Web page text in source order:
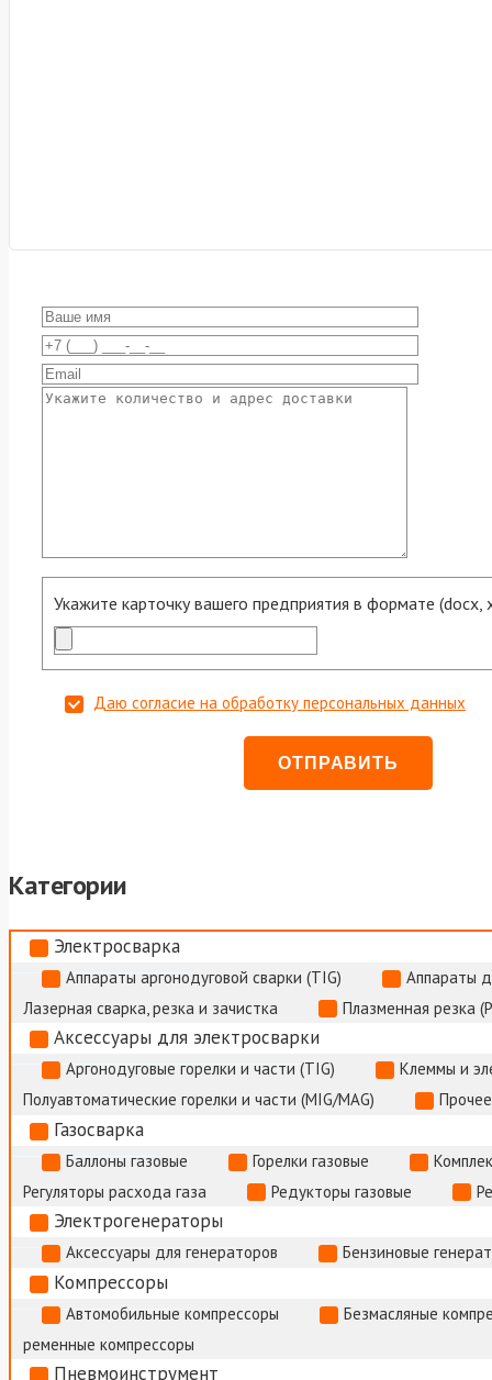
Укажите карточку вашего предприятия в формате (docx,
Даю согласие на обработку персональных данных
Категории
Электросварка
Аппараты аргонодуговой сварки (TIG)
Аппараты
Лазерная сварка, резка и зачистка
Плазменная резка
Аксессуары для электросварки
Аргонодуговые горелки и части (TIG)
Клеммы и
Полуавтоматические горелки и части (MIG/MAG)
Газосварка
Баллоны газовые Горелки газовые
Регуляторы расхода газа
Редукторы газовые
Электрогенераторы
Аксессуары для генераторов Бензиновые
Компрессоры
Автомобильные компрессоры
Безмасляные
ременные компрессоры
Пневмоинструмент